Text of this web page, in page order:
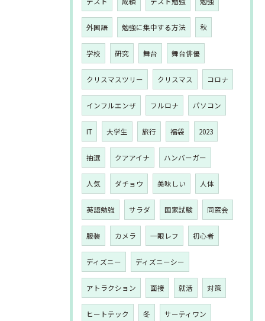
外国語 勉強に集中する方法 秋
学校 研究 舞台 舞台俳優
クリスマスツリー クリスマス コロナ
インフルエンザ フルロナ パソコン
IT 大学生 旅行 福袋 2023
抽選 クアアイナ ハンバーガー
人気 ダチョウ 美味しい 人体
英語勉強 サラダ 国家試験 同窓会
服装 カメラ 一眼レフ 初心者
ディズニー ディズニーシー
アトラクション 面接 就活 対策
ヒートテック 冬 サーティワン